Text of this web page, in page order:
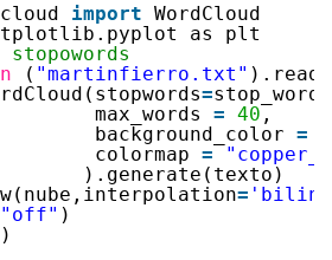
import WordCloud
as plt
stopowords
( "martinfierro.txt"
=
max_words = 40 ,
background_color =
colormap =
).generate(texto)
=
"off" )